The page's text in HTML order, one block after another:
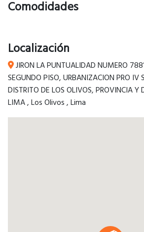
Comodidades
Localización
JIRON LA PUNTUALIDAD NUMERO
SEGUNDO PISO, URBANIZACION PRO IV
DISTRITO DE LOS OLIVOS, PROVINCIA Y
LIMA,Los Olivos,Lima